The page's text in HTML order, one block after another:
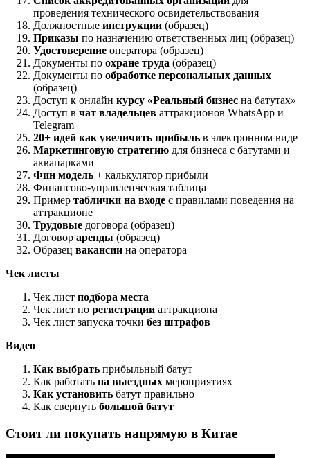
проведения технического освидетельствования
Должностные инструкции (образец)
Приказы по назначению ответственных лиц (образец)
Удостоверение оператора (образец)
Документы по охране труда (образец)
Документы по обработке персональных данных
(образец)
Доступ к онлайн курсу «Реальный бизнес на батутах»
Доступ в чат владельцев аттракционов WhatsApp и
Telegram
20+ идей как увеличить прибыль в электронном виде
Маркетинговую стратегию для бизнеса с батутами и
аквапарками
Фин модель + калькулятор прибыли
Финансово-управленческая таблица
Пример таблички на входе с правилами поведения на
аттракционе
Трудовые договора (образец)
Договор аренды (образец)
Образец вакансии на оператора
Чек листы
Чек лист подбора места
Чек лист по регистрации аттракциона
Чек лист запуска точки без штрафов
Видео
Как выбрать прибыльный батут
Как работать на выездных мероприятиях
Как установить батут правильно
Как свернуть большой батут
Стоит ли покупать напрямую в Китае